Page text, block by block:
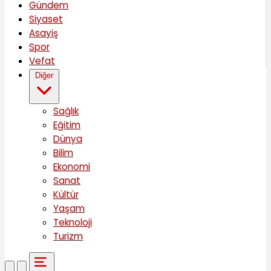
Gündem
Siyaset
Asayiş
Spor
Vefat
Diğer
Sağlık
Eğitim
Dünya
Bilim
Ekonomi
Sanat
Kültür
Yaşam
Teknoloji
Turizm